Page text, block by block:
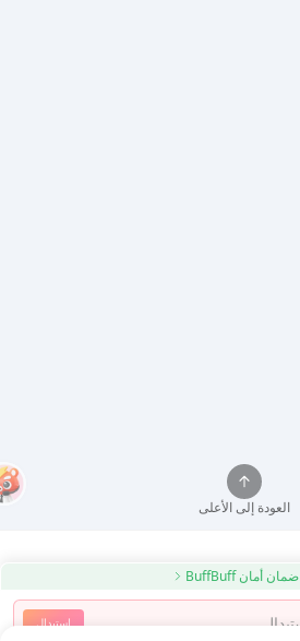
ضمان أمان BuffBuff
استبدال
العودة إلى الأعلى